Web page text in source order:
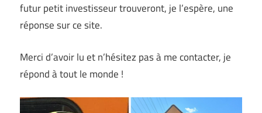
futur petit investisseur trouveront, je l’espère, une
réponse sur ce site.
Merci d’avoir lu et n’hésitez pas à me contacter, je
répond à tout le monde !